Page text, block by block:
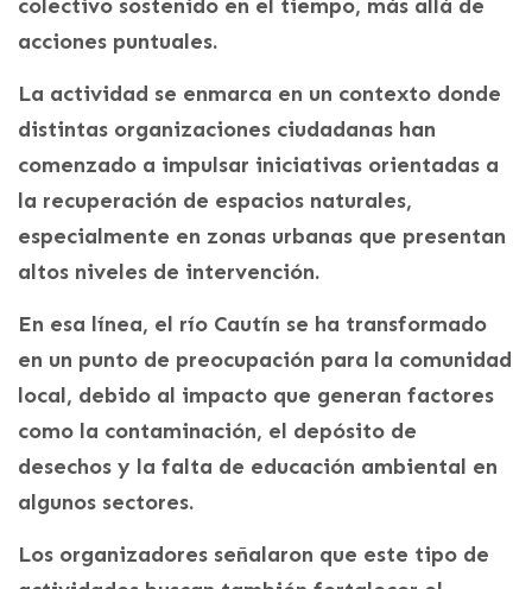
colectivo sostenido en el tiempo, más allá de
acciones puntuales.
La actividad se enmarca en un contexto donde
distintas organizaciones ciudadanas han
comenzado a impulsar iniciativas orientadas a
la recuperación de espacios naturales,
especialmente en zonas urbanas que presentan
altos niveles de intervención.
En esa línea, el río Cautín se ha transformado
en un punto de preocupación para la comunidad
local, debido al impacto que generan factores
como la contaminación, el depósito de
desechos y la falta de educación ambiental en
algunos sectores.
Los organizadores señalaron que este tipo de